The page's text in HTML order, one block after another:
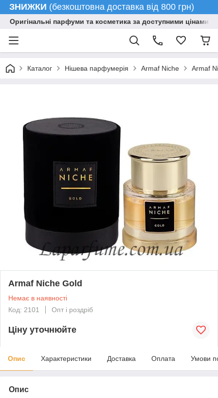
ЗНИЖКИ (безкоштовна доставка від 800 грн)
Оригінальні парфуми та косметика за доступними цінами
Каталог Нішева парфумерія Armaf Niche Armaf
Armaf Niche Gold
Немає в наявності
Код: 2101
Опт і роздріб
Ціну уточнюйте
Опис Характеристики Доставка Оплата Умови
Опис